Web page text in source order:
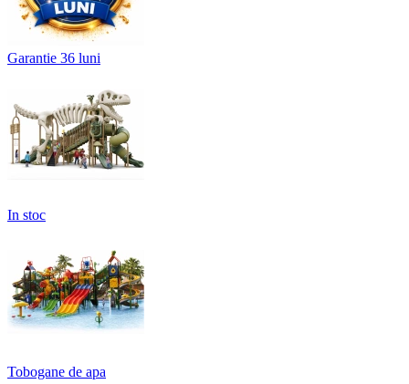
Garantie 36 luni
In stoc
Tobogane de apa